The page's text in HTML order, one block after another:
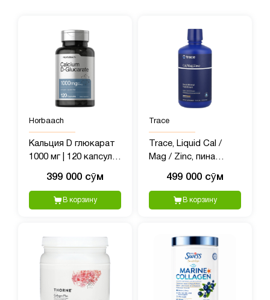
Horbaach
Кальция D глюкарат
1000 мг | 120 капсул |
399 000 сӯм
В корзину
Trace
Trace, Liquid Cal /
Mag / Zinc, пина
(16жидк. Унций)
499 000 сӯм
В корзину